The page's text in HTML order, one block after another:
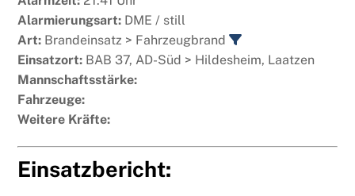
Alarmierungsart: DME / still
Art: Brandeinsatz > Fahrzeugbrand
Einsatzort: BAB 37, AD-Süd > Hildesheim, Laatzen
Mannschaftsstärke:
Fahrzeuge:
Weitere Kräfte:
Einsatzbericht: